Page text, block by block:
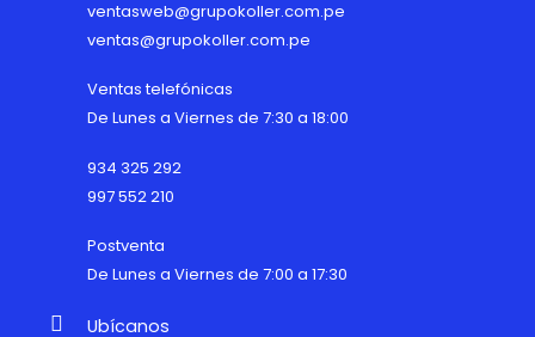
ventasweb@grupokoller.com.pe
ventas@grupokoller.com.pe
Ventas telefónicas
De Lunes a Viernes de 7:30 a 18:00
934 325 292
997 552 210
Postventa
De Lunes a Viernes de 7:00 a 17:30
Ubícanos